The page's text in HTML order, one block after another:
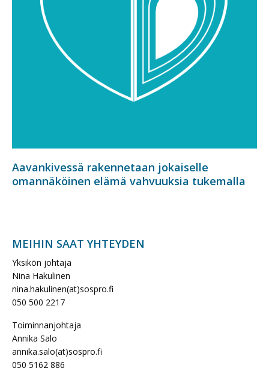
Aavankivessä rakennetaan jokaiselle
omannäköinen elämä vahvuuksia tukemalla
MEIHIN SAAT YHTEYDEN
Yksikön johtaja
Nina Hakulinen
nina.hakulinen(at)sospro.fi
050 500 2217
Toiminnanjohtaja
Annika Salo
annika.salo(at)sospro.fi
050 5162 886